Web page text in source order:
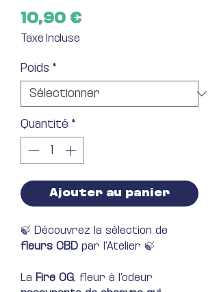
10,90 €
Taxe Incluse
Poids *
Quantité *
Ajouter au panier
🍃 Découvrez la sélection de
fleurs CBD par l'Atelier 🍃
La Fire OG, fleur à l'odeur